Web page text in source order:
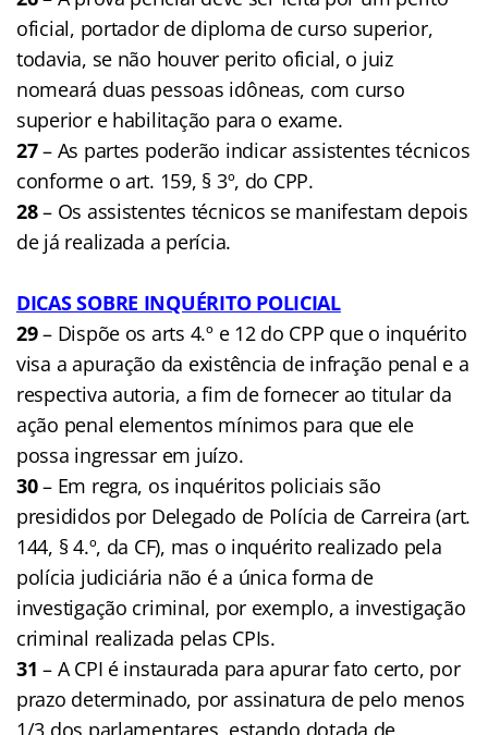
oficial, portador de diploma de curso superior,
todavia, se não houver perito oficial, o juiz
nomeará duas pessoas idôneas, com curso
superior e habilitação para o exame.
27– As partes poderão indicar assistentes técnicos
conforme o art. 159, § 3º, do CPP.
28– Os assistentes técnicos se manifestam depois
de já realizada a perícia.
DICAS SOBRE INQUÉRITO POLICIAL
29– Dispõe os arts 4.º e 12 do CPP que o inquérito
visa a apuração da existência de infração penal e a
respectiva autoria, a fim de fornecer ao titular da
ação penal elementos mínimos para que ele
possa ingressar em juízo.
30– Em regra, os inquéritos policiais são
presididos por Delegado de Polícia de Carreira (art.
144, § 4.º, da CF), mas o inquérito realizado pela
polícia judiciária não é a única forma de
investigação criminal, por exemplo, a investigação
criminal realizada pelas CPIs.
31 – A CPI é instaurada para apurar fato certo, por
prazo determinado, por assinatura de pelo menos
1/3 dos parlamentares, estando dotada de